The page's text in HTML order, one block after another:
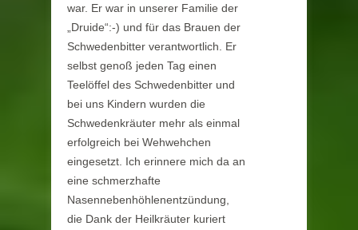
war. Er war in unserer Familie der
„Druide“:-) und für das Brauen der
Schwedenbitter verantwortlich. Er
selbst genoß jeden Tag einen
Teelöffel des Schwedenbitter und
bei uns Kindern wurden die
Schwedenkräuter mehr als einmal
erfolgreich bei Wehwehchen
eingesetzt. Ich erinnere mich da an
eine schmerzhafte
Nasennebenhöhlenentzündung,
die Dank der Heilkräuter kuriert